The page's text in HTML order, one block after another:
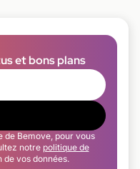
et bons plans
de Bemove, pour vous
notre politique de
vos données.